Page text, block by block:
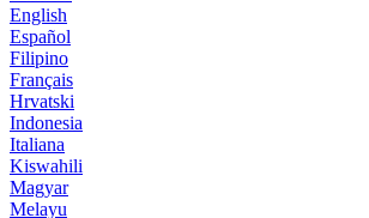
English
Español
Filipino
Français
Hrvatski
Indonesia
Italiana
Kiswahili
Magyar
Melayu